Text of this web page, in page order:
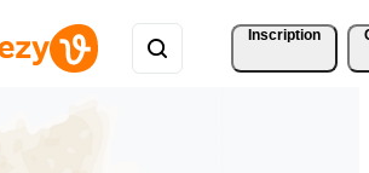
Inscription